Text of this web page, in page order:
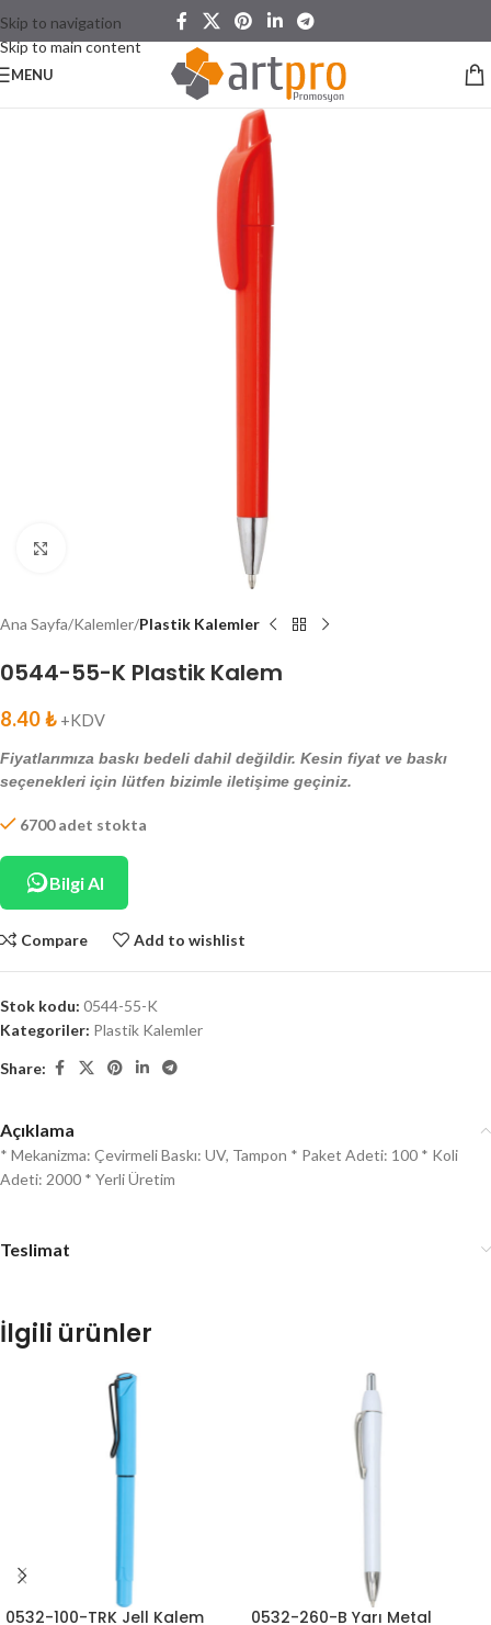
Skip to navigation
Skip to main content
MENU
Ana Sayfa Kalemler Plastik Kalemler
0544-55-K Plastik Kalem
8.40₺ +KDV
Fiyatlarımıza baskı bedeli dahil değildir. Kesin fiyat ve baskı
seçenekleri için lütfen bizimle iletişime geçiniz.
6700 adet stokta
Bilgi Al
Compare Add to wishlist
Stok kodu: 0544-55-K
Kategoriler: Plastik Kalemler
Share:
Açıklama
* Mekanizma: Çevirmeli Baskı: UV, Tampon * Paket Adeti: 100 * Koli
Adeti: 2000 * Yerli Üretim
Teslimat
İlgili ürünler
0532-100-TRK Jell Kalem
0532-260-B Yarı Metal